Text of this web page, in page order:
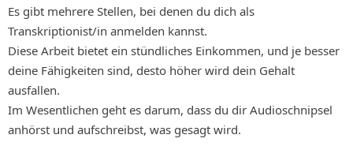
Es gibt mehrere Stellen, bei denen du dich als
Transkriptionist/in anmelden kannst.
Diese Arbeit bietet ein stündliches Einkommen, und je besser
deine Fähigkeiten sind, desto höher wird dein Gehalt
ausfallen.
Im Wesentlichen geht es darum, dass du dir Audioschnipsel
anhörst und aufschreibst, was gesagt wird.